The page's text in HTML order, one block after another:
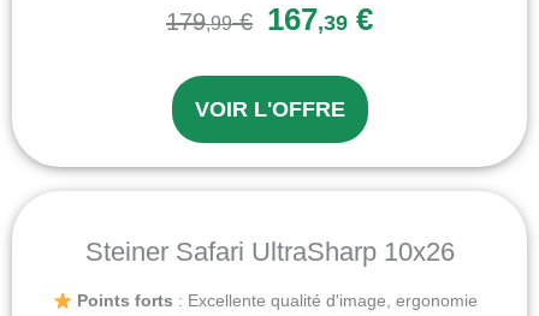
179,99€ 167,39 €
VOIR L'OFFRE
Steiner Safari UltraSharp 10x26
Points forts : Excellente qualité d'image, ergonomie